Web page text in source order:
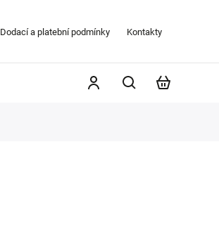
Dodací a platební podmínky Kontakty
Kontakty